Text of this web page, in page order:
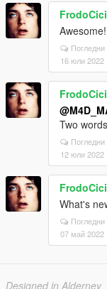
FrodoCici
Awesome!
Погледни
16 юли 2022
FrodoCici
Two
Погледни
12 юли 2022
FrodoCici
What's
Погледни
07 май 2022
Designed in Alderney